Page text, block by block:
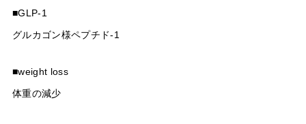
■GLP-1
グルカゴン様ペプチド-1
■weight loss
体重の減少